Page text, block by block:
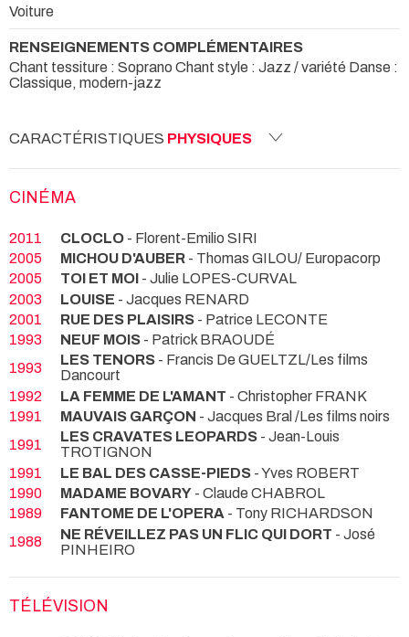
Voiture
RENSEIGNEMENTS COMPLÉMENTAIRES
Chant tessiture : Soprano Chant style : Jazz / variété Danse :
Classique, modern-jazz
CARACTÉRISTIQUES PHYSIQUES
CINÉMA
2011 CLOCLO - Florent-Emilio SIRI
2005
MICHOU D'AUBER - Thomas GILOU/ Europacorp
2005
TOI ET MOI - Julie LOPES-CURVAL
2003
LOUISE - Jacques RENARD
2001
RUE DES PLAISIRS - Patrice LECONTE
1993
NEUF MOIS - Patrick BRAOUDÉ
1993
LES TENORS - Francis De GUELTZL/Les films
Dancourt
1992
LA FEMME DE L'AMANT - Christopher FRANK
1991
MAUVAIS GARÇON - Jacques Bral /Les films noirs
1991
LES CRAVATES LEOPARDS - Jean-Louis
TROTIGNON
1991
LE BAL DES CASSE-PIEDS - Yves ROBERT
1990
MADAME BOVARY - Claude CHABROL
1989
FANTOME DE L'OPERA - Tony RICHARDSON
1988
NE RÉVEILLEZ PAS UN FLIC QUI DORT - José
PINHEIRO
TÉLÉVISION